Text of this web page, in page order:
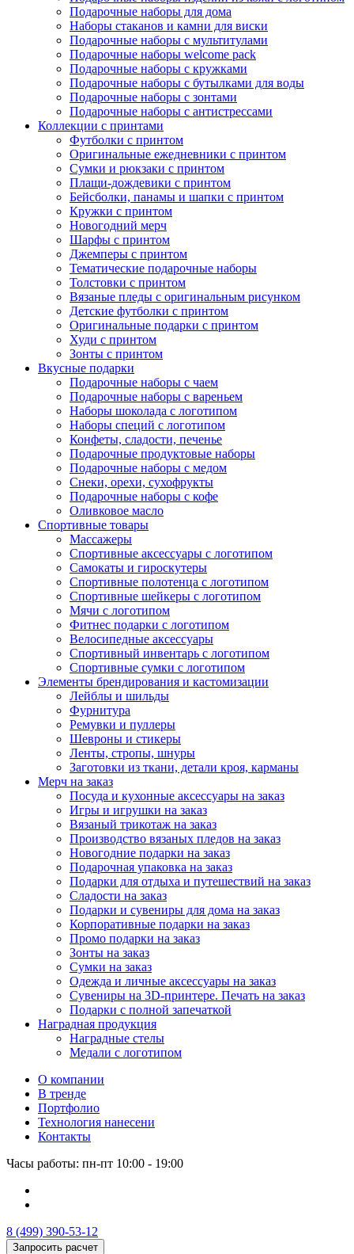
Подарочные наборы для дома
Наборы стаканов и камни для виски
Подарочные наборы с мультитулами
Подарочные наборы welcome pack
Подарочные наборы с кружками
Подарочные наборы с бутылками для воды
Подарочные наборы с зонтами
Подарочные наборы с антистрессами
Коллекции с принтами
Футболки с принтом
Оригинальные ежедневники с принтом
Сумки и рюкзаки с принтом
Плащи-дождевики с принтом
Бейсболки, панамы и шапки с принтом
Кружки с принтом
Новогодний мерч
Шарфы с принтом
Джемперы с принтом
Тематические подарочные наборы
Толстовки с принтом
Вязаные пледы с оригинальным рисунком
Детские футболки с принтом
Оригинальные подарки с принтом
Худи с принтом
Зонты с принтом
Вкусные подарки
Подарочные наборы с чаем
Подарочные наборы с вареньем
Наборы шоколада с логотипом
Наборы специй с логотипом
Конфеты, сладости, печенье
Подарочные продуктовые наборы
Подарочные наборы с медом
Снеки, орехи, сухофрукты
Подарочные наборы с кофе
Оливковое масло
Спортивные товары
Массажеры
Спортивные аксессуары с логотипом
Самокаты и гироскутеры
Спортивные полотенца с логотипом
Спортивные шейкеры с логотипом
Мячи с логотипом
Фитнес подарки с логотипом
Велосипедные аксессуары
Спортивный инвентарь с логотипом
Спортивные сумки с логотипом
Элементы брендирования и кастомизации
Лейблы и шильды
Фурнитура
Ремувки и пуллеры
Шевроны и стикеры
Ленты, стропы, шнуры
Заготовки из ткани, детали кроя, карманы
Мерч на заказ
Посуда и кухонные аксессуары на заказ
Игры и игрушки на заказ
Вязаный трикотаж на заказ
Производство вязаных пледов на заказ
Новогодние подарки на заказ
Подарочная упаковка на заказ
Подарки для отдыха и путешествий на заказ
Сладости на заказ
Подарки и сувениры для дома на заказ
Корпоративные подарки на заказ
Промо подарки на заказ
Зонты на заказ
Сумки на заказ
Одежда и личные аксессуары на заказ
Сувениры на 3D-принтере. Печать на заказ
Подарки с полной запечаткой
Наградная продукция
Наградные стелы
Медали с логотипом
О компании
В тренде
Портфолио
Технология нанесени
Контакты
Часы работы: пн-пт 10:00 - 19:00
8 (499) 390-53-12
Запросить расчет